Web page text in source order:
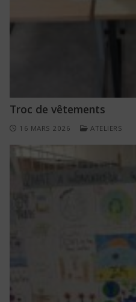
Troc de vêtements
16 MARS 2026 ATELIERS